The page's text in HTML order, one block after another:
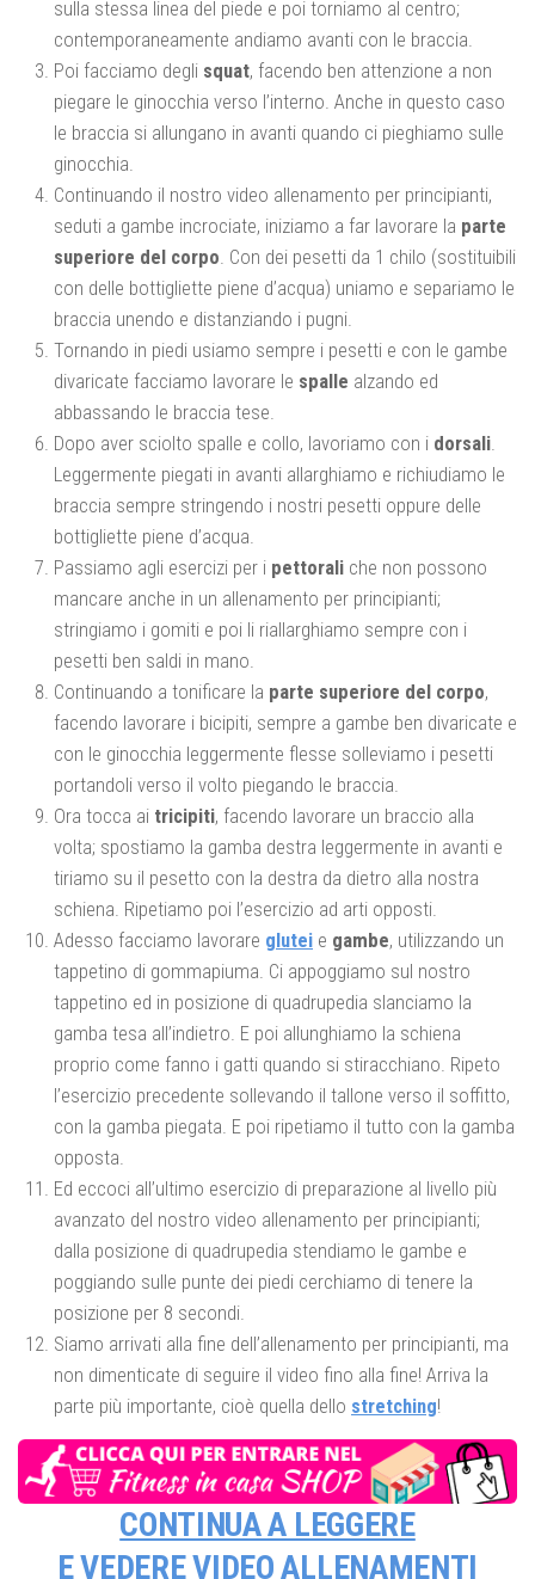
sulla stessa linea del piede e poi torniamo al centro;
contemporaneamente andiamo avanti con le braccia.
Poi facciamo degli squat, facendo ben attenzione a non
piegare le ginocchia verso l’interno. Anche in questo caso
le braccia si allungano in avanti quando ci pieghiamo sulle
ginocchia.
Continuando il nostro video allenamento per principianti,
seduti a gambe incrociate, iniziamo a far lavorare la parte
superiore del corpo. Con dei pesetti da 1 chilo (sostituibili
con delle bottigliette piene d’acqua) uniamo e separiamo le
braccia unendo e distanziando i pugni.
Tornando in piedi usiamo sempre i pesetti e con le gambe
divaricate facciamo lavorare le spalle alzando ed
abbassando le braccia tese.
Dopo aver sciolto spalle e collo, lavoriamo con i dorsali.
Leggermente piegati in avanti allarghiamo e richiudiamo le
braccia sempre stringendo i nostri pesetti oppure delle
bottigliette piene d’acqua.
Passiamo agli esercizi per i pettorali che non possono
mancare anche in un allenamento per principianti;
stringiamo i gomiti e poi li riallarghiamo sempre con i
pesetti ben saldi in mano.
Continuando a tonificare la parte superiore del corpo,
facendo lavorare i bicipiti, sempre a gambe ben divaricate e
con le ginocchia leggermente flesse solleviamo i pesetti
portandoli verso il volto piegando le braccia.
Ora tocca ai tricipiti, facendo lavorare un braccio alla
volta; spostiamo la gamba destra leggermente in avanti e
tiriamo su il pesetto con la destra da dietro alla nostra
schiena. Ripetiamo poi l’esercizio ad arti opposti.
Adesso facciamo lavorare glutei e gambe, utilizzando un
tappetino di gommapiuma. Ci appoggiamo sul nostro
tappetino ed in posizione di quadrupedia slanciamo la
gamba tesa all’indietro. E poi allunghiamo la schiena
proprio come fanno i gatti quando si stiracchiano. Ripeto
l’esercizio precedente sollevando il tallone verso il soffitto,
con la gamba piegata. E poi ripetiamo il tutto con la gamba
opposta.
Ed eccoci all’ultimo esercizio di preparazione al livello più
avanzato del nostro video allenamento per principianti;
dalla posizione di quadrupedia stendiamo le gambe e
poggiando sulle punte dei piedi cerchiamo di tenere la
posizione per 8 secondi.
Siamo arrivati alla fine dell’allenamento per principianti, ma
non dimenticate di seguire il video fino alla fine! Arriva la
parte più importante, cioè quella dello stretching!
CONTINUA A LEGGERE
E VEDEREVIDEO ALLENAMENTI